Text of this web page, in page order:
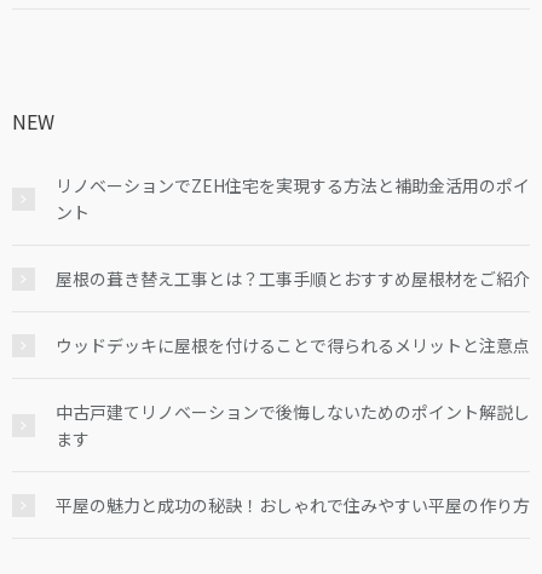
NEW
リノベーションでZEH住宅を実現する方法と補助金活用のポイ
ント
屋根の葺き替え工事とは？工事手順とおすすめ屋根材をご紹介
ウッドデッキに屋根を付けることで得られるメリットと注意点
中古戸建てリノベーションで後悔しないためのポイント解説し
ます
平屋の魅力と成功の秘訣！おしゃれで住みやすい平屋の作り方